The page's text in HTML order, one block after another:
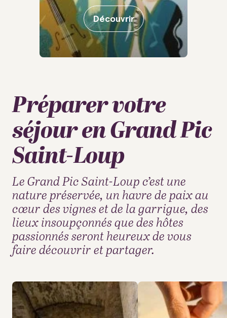
Découvrir
Préparer votre
séjour en Grand Pic
Saint-Loup
Le Grand Pic Saint-Loup c’est une
nature préservée, un havre de paix au
cœur des vignes et de la garrigue, des
lieux insoupçonnés que des hôtes
passionnés seront heureux de vous
faire découvrir et partager.